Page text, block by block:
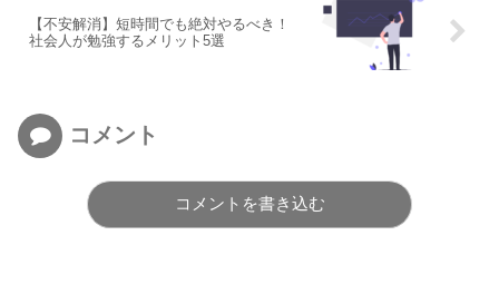
【不安解消】短時間でも絶対やるべき！
社会人が勉強するメリット5選
コメント
コメントを書き込む